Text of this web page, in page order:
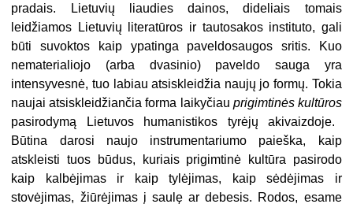
pradais. Lietuvių liaudies dainos, dideliais tomais
leidžiamos Lietuvių literatūros ir tautosakos instituto, gali
būti suvoktos kaip ypatinga paveldosaugos sritis. Kuo
nematerialiojo (arba dvasinio) paveldo sauga yra
intensyvesnė, tuo labiau atsiskleidžia naujų jo formų. Tokia
naujai atsiskleidžiančia forma laikyčiau prigimtinės kultūros
pasirodymą Lietuvos humanistikos tyrėjų akivaizdoje.
Būtina darosi naujo instrumentariumo paieška, kaip
atskleisti tuos būdus, kuriais prigimtinė kultūra pasirodo
kaip kalbėjimas ir kaip tylėjimas, kaip sėdėjimas ir
stovėjimas, žiūrėjimas į saulę ar debesis. Rodos, esame